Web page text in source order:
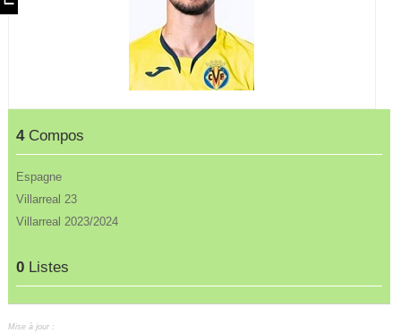
4Compos
Espagne
Villarreal 23
Villarreal 2023/2024
0 Listes
Mise à jour :